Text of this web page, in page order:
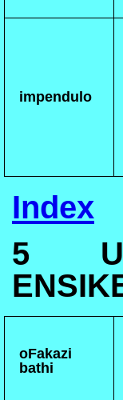
impendulo
Index
5
oFakazi
bathi